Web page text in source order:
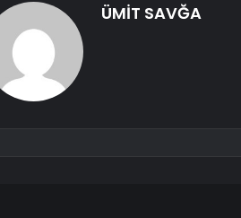
ÜMİT SAVĞA